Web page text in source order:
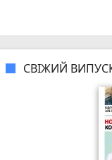
СВІЖИЙ